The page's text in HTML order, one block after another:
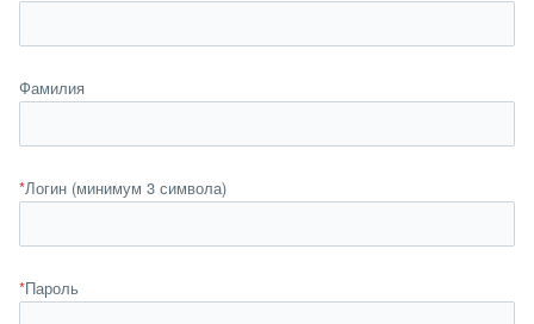
Фамилия
*Логин (минимум 3 символа)
*Пароль